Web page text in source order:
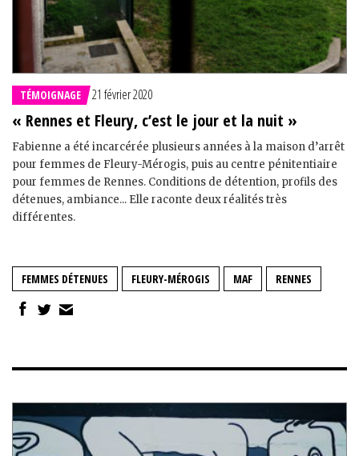
TÉMOIGNAGE 21 février 2020
« Rennes et Fleury, c’est le jour et la nuit »
Fabienne a été incarcérée plusieurs années à la maison d’arrêt
pour femmes de Fleury-Mérogis, puis au centre pénitentiaire
pour femmes de Rennes. Conditions de détention, profils des
détenues, ambiance... Elle raconte deux réalités très
différentes.
FEMMES DÉTENUES FLEURY-MÉROGIS MAF RENNES